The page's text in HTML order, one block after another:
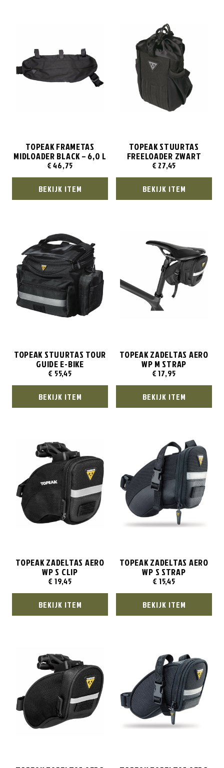
TOPEAK FRAMETAS
MIDLOADER BLACK – 6,0 L
€46,75
BEKIJK ITEM
TOPEAK STUURTAS
FREELOADER ZWART
€ 27,45
BEKIJK ITEM
TOPEAK STUURTAS TOUR
GUIDE E-BIKE
€ 55,45
BEKIJK ITEM
TOPEAK ZADELTAS AERO
WP M STRAP
€17,95
BEKIJK ITEM
TOPEAK ZADELTAS AERO
WP S CLIP
€ 19,45
BEKIJK ITEM
TOPEAK ZADELTAS AERO
WP S STRAP
€ 15,45
BEKIJK ITEM